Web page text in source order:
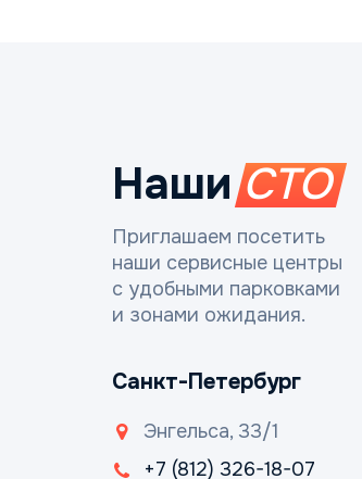
НашиСТО
Приглашаем посетить
наши сервисные центры
с удобными парковками
и зонами ожидания.
Санкт-Петербург
Энгельса, 33/1
+7 (812) 326-18-07